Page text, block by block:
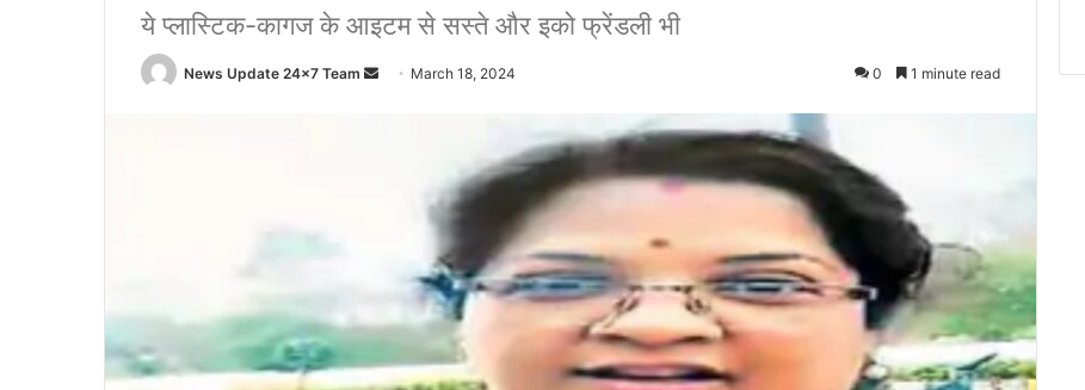
ये प्लास्टिक-कागज के आइटम से सस्ते और इको फ्रेंडली भी
News Update 24x7 Team
Send March 18, 2024 0 1 minute read